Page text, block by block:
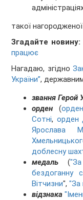
такої
Згадайте новину:
працює
Нагадаю, згідно
України”,
звання Герой
орден (
Сотні, орден
Ярослава
доблесну
медаль(
бездоганну
Вітчизни","За
відзнака